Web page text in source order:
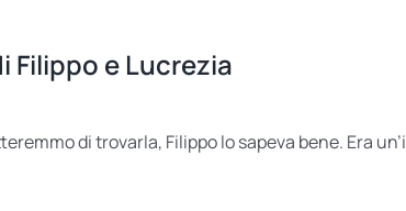
Filippo e Lucrezia
di trovarla, Filippo lo sapeva bene. Era